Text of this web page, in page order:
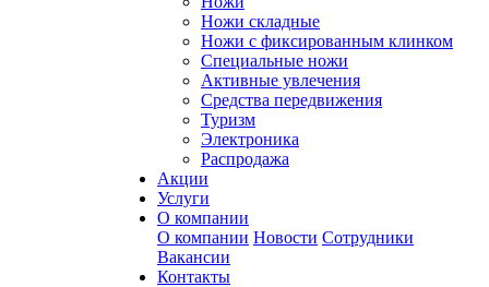
Ножи складные
Ножи с фиксированным клинком
Специальные ножи
Активные увлечения
Средства передвижения
Туризм
Электроника
Распродажа
Акции
Услуги
О компании
О компании Новости Сотрудники
Вакансии
Контакты